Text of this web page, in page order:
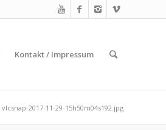
Kontakt / Impressum
vlcsnap-2017-11-29-15h50m04s192.jpg